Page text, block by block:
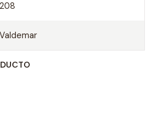
208
Valdemar